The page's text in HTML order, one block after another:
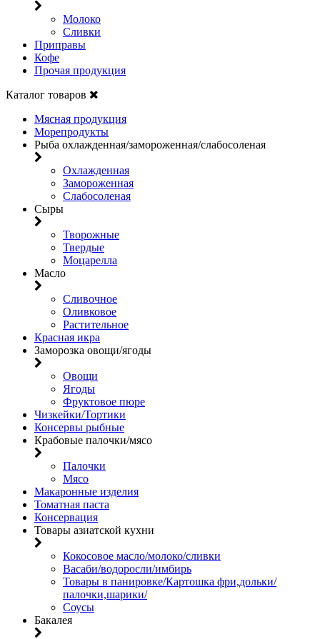
Молоко
Сливки
Приправы
Кофе
Прочая продукция
Каталог товаров
Мясная продукция
Морепродукты
Рыба охлажденная/замороженная/слабосоленая
Охлажденная
Замороженная
Слабосоленая
Сыры
Творожные
Твердые
Моцарелла
Масло
Сливочное
Оливковое
Растительное
Красная икра
Заморозка овощи/ягоды
Овощи
Ягоды
Фруктовое пюре
Чизкейки/Тортики
Консервы рыбные
Крабовые палочки/мясо
Палочки
Мясо
Макаронные изделия
Томатная паста
Консервация
Товары азиатской кухни
Кокосовое масло/молоко/сливки
Васаби/водоросли/имбирь
Товары в панировке/Картошка фри,дольки/
палочки,шарики/
Соусы
Бакалея